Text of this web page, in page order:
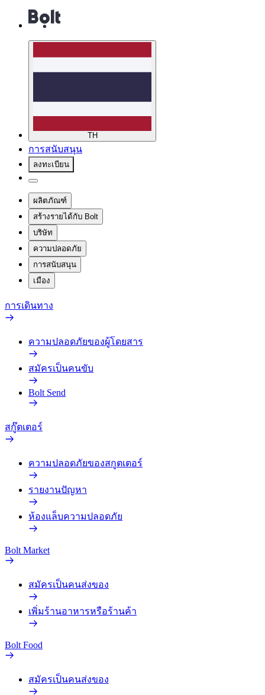
TH
การสนับสนุน
ลงทะเบียน
ผลิตภัณฑ์
สร้างรายได้กับ Bolt
บริษัท
ความปลอดภัย
การสนับสนุน
เมือง
การเดินทาง
ความปลอดภัยของผู้โดยสาร
สมัครเป็นคนขับ
Bolt Send
สกู๊ตเตอร์
ความปลอดภัยของสกูตเตอร์
รายงานปัญหา
ห้องแล็บความปลอดภัย
Bolt Market
สมัครเป็นคนส่งของ
เพิ่มร้านอาหารหรือร้านค้า
Bolt Food
สมัครเป็นคนส่งของ